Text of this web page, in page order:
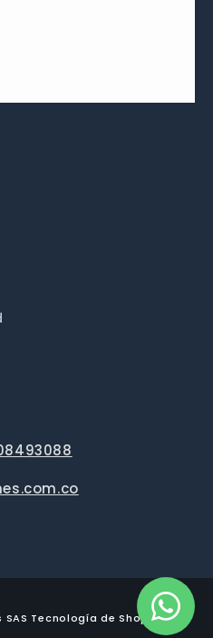
Tecnología de Shopify